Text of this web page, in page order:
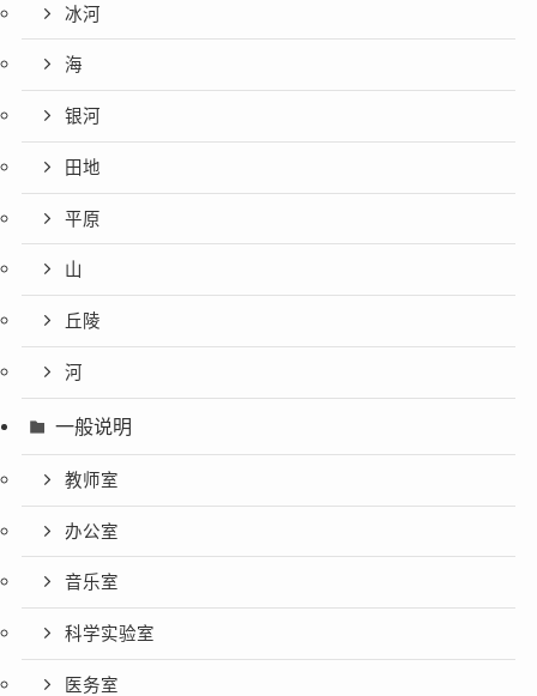
冰河
海
银河
田地
平原
山
丘陵
河
一般说明
教师室
办公室
音乐室
科学实验室
医务室